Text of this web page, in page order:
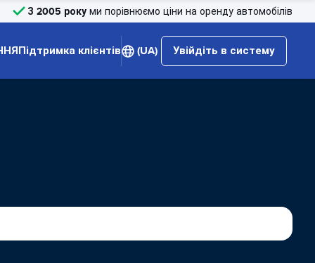
З 2005 року ми порівнюємо ціни на оренду автомобілів
Підтримка клієнтів (UA) Увійдіть в систему